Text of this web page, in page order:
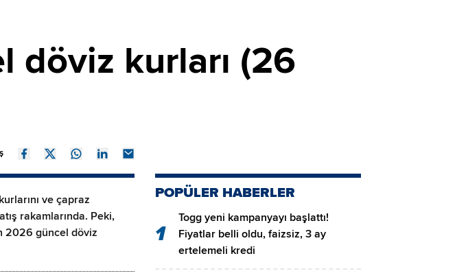
döviz kurları (26
ve çapraz
rakamlarında. Peki,
2026 güncel döviz
POPÜLER HABERLER
1
Togg yeni kampanyayı başlattı!
Fiyatlar belli oldu, faizsiz, 3 ay
ertelemeli kredi